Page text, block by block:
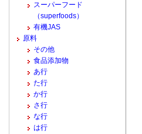
スーパーフード
（superfoods）
有機JAS
原料
その他
食品添加物
あ行
た行
か行
さ行
な行
は行